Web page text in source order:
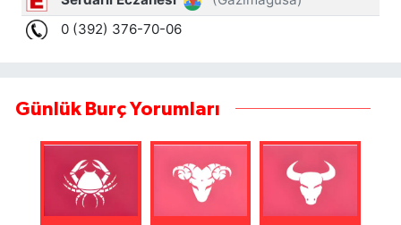
Günlük Burç Yorumları